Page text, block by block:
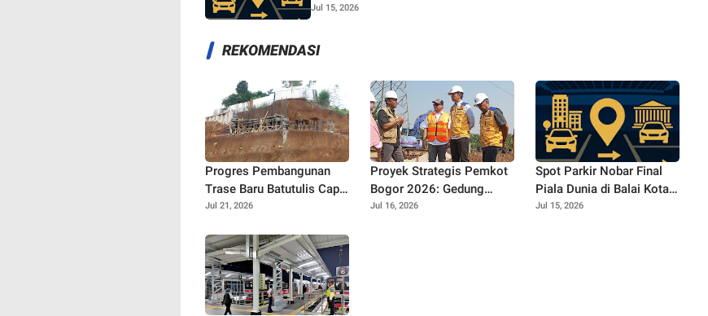
Jul 15, 2026
REKOMENDASI
Progres Pembangunan
Trase Baru Batutulis Capai
22%, Target Selesai
Jul 21, 2026
Proyek Strategis Pemkot
Bogor 2026: Gedung
Kemuning Gading Ditunda,
Jul 16, 2026
Spot Parkir Nobar Final
Piala Dunia di Balai Kota
Bogor: Nyaman Banget
Jul 15, 2026